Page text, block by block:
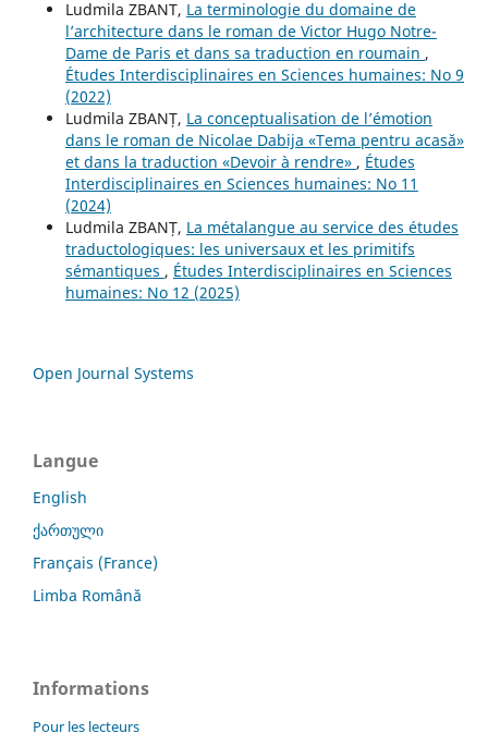
Ludmila ZBANT, La terminologie du domaine de
l’architecture dans le roman de Victor Hugo Notre-
Dame de Paris et dans sa traduction en roumain ,
Études Interdisciplinaires en Sciences humaines: No 9
(2022)
Ludmila ZBANȚ, La conceptualisation de l’émotion
dans le roman de Nicolae Dabija «Tema pentru acasă»
et dans la traduction «Devoir à rendre» , Études
Interdisciplinaires en Sciences humaines: No 11
(2024)
Ludmila ZBANȚ, La métalangue au service des études
traductologiques: les universaux et les primitifs
sémantiques , Études Interdisciplinaires en Sciences
humaines: No 12 (2025)
Open Journal Systems
Langue
English
ქართული
Français (France)
Limba Română
Informations
Pour les lecteurs